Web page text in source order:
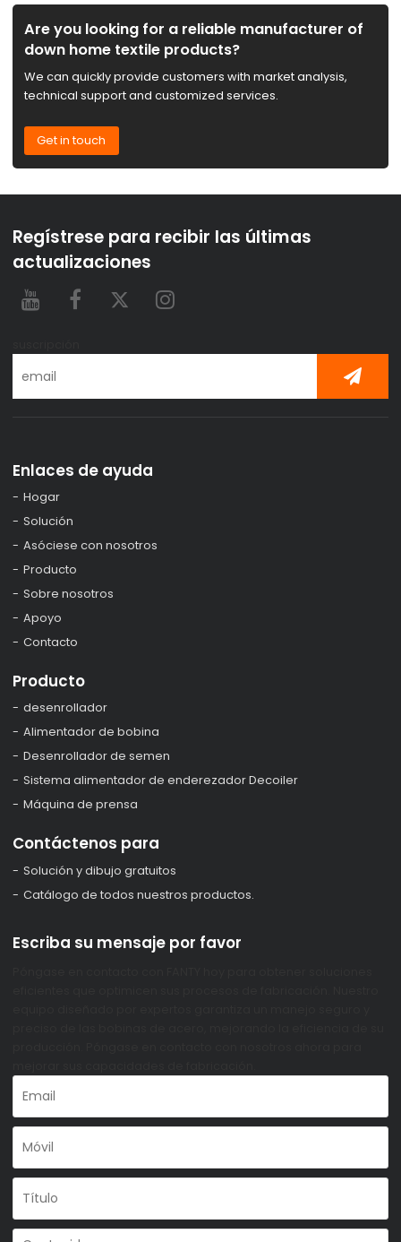
Are you looking for a reliable manufacturer of
down home textile products?
We can quickly provide customers with market analysis,
technical support and customized services.
Get in touch
Regístrese para recibir las últimas
actualizaciones
Enlaces de ayuda
Hogar
Solución
Asóciese con nosotros
Producto
Sobre nosotros
Apoyo
Contacto
Producto
desenrollador
Alimentador de bobina
Desenrollador de semen
Sistema alimentador de enderezador Decoiler
Máquina de prensa
Contáctenos para
Solución y dibujo gratuitos
Catálogo de todos nuestros productos.
Escriba su mensaje por favor